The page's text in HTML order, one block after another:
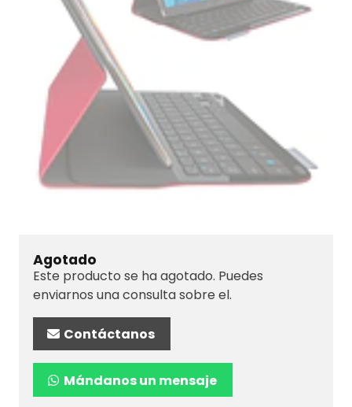
Agotado
Este producto se ha agotado. Puedes
enviarnos una consulta sobre el.
Contáctanos
Mándanos un mensaje